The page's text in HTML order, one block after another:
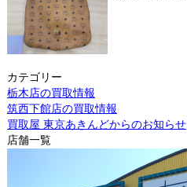
カテゴリー
栃木店の買取情報
筑西下館店の買取情報
買取屋 東京あきんどからのお知らせ
店舗一覧